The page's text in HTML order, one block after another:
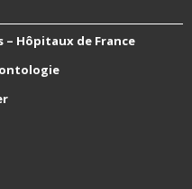
Hôpitaux de France